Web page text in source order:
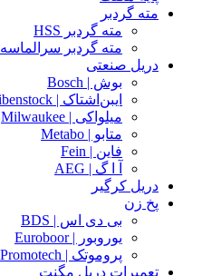
مته گردبر
مته گردبر HSS
مته گردبر سرالماسه TCT
دریل صنعتی
بوش | Bosch
ایبن‌اشتاک | Eibenstock
میلواکی | Milwaukee
متابو | Metabo
فاین | Fein
آ ا گ | AEG
دریل کرگیر
پخ زن
بی دی اس | BDS
یوروبور | Euroboor
پروموتک | Promotech
تعمیرات دریل مگنت